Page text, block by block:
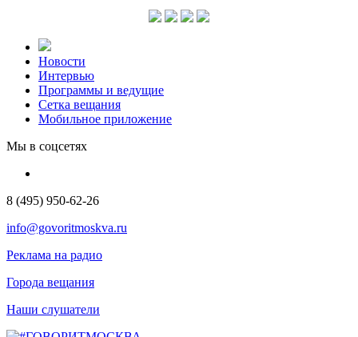
Новости
Интервью
Программы и ведущие
Сетка вещания
Мобильное приложение
Мы в соцсетях
8 (495) 950-62-26
info@govoritmoskva.ru
Реклама на радио
Города вещания
Наши слушатели